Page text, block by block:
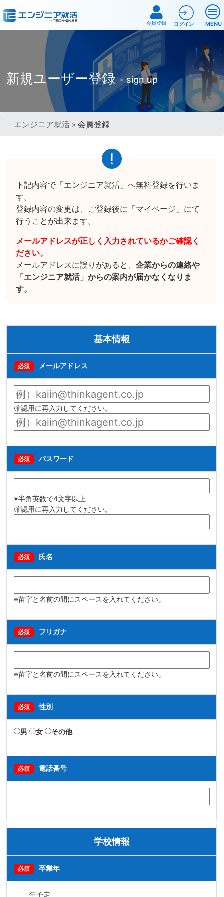
MENU
会員登録 ログイン
新規ユーザー登録 - sign up
エンジニア就活 ＞会員登録
下記内容で「エンジニア就活」へ無料登録を行いま
す。
登録内容の変更は、ご登録後に「マイページ」にて
行うことが出来ます。
メールアドレスが正しく入力されているかご確認く
ださい。
メールアドレスに誤りがあると、企業からの連絡や
「エンジニア就活」からの案内が届かなくなりま
す。
基本情報
必須 メールアドレス
確認用に再入力してください。
必須 パスワード
※半角英数で4文字以上
確認用に再入力してください。
必須 氏名
※苗字と名前の間にスペースを入れてください。
必須 フリガナ
※苗字と名前の間にスペースを入れてください。
必須 性別
男 女 その他
必須 電話番号
学校情報
必須 卒業年
年予定